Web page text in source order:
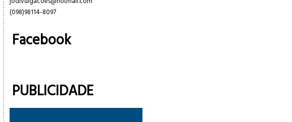
(098)98114-8097
Facebook
PUBLICIDADE